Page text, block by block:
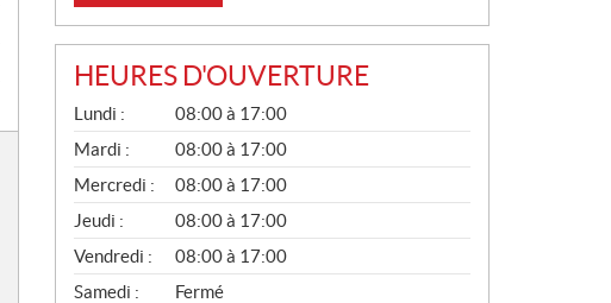
HEURES D'OUVERTURE
G
É
N
É
R
A
L
Lundi :
08:00 à 17:00
Mardi :
08:00 à 17:00
Mercredi :
08:00 à 17:00
Jeudi :
08:00 à 17:00
Vendredi :
08:00 à 17:00
Samedi :
Fermé